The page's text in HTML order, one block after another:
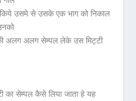
उसमे से उसके एक भाग को निकाल
अलग अलग सेम्पल लेके उस मिट्टी
सेम्पल कैसे लिया जाता हे यह